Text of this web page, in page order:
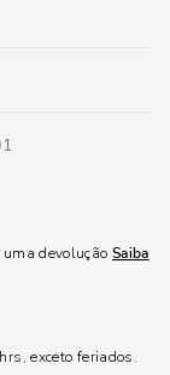
devolução Saiba
exceto feriados.